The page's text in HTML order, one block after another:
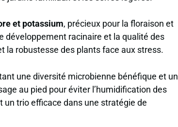
et potassium, précieux pour la floraison et
développement racinaire et la qualité des
la robustesse des plants face aux stress.
une diversité microbienne bénéfique et un
au pied pour éviter l’humidification des
trio efficace dans une stratégie de